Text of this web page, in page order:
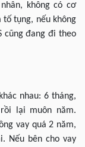
không có cơ
tụng, nếu không
cũng đang đi theo
nhau: 6 tháng,
lại muôn năm.
vay quá 2 năm,
Nếu bên cho vay